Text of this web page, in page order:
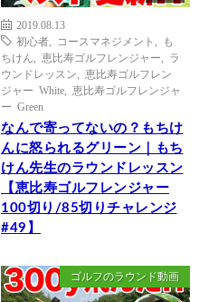
2019.08.13
初心者
コースマネジメント
も
ちけん
恵比寿ゴルフレンジャー
ラ
ウンドレッスン
恵比寿ゴルフレン
ジャー White
恵比寿ゴルフレンジャ
ー Green
なんで寄ってないの？もちけ
んに怒られるグリーン｜もち
けん先生のラウンドレッスン
【恵比寿ゴルフレンジャー
100切り/85切りチャレンジ
#49】
ゴルフのラウンド動画